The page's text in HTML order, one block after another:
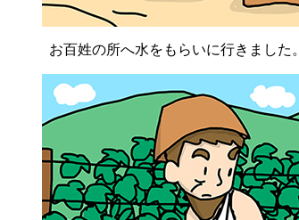
お百姓の所へ水をもらいに行きました。